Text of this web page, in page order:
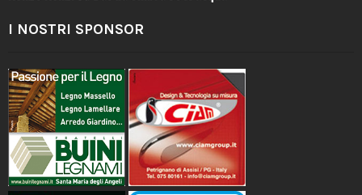
I NOSTRI SPONSOR